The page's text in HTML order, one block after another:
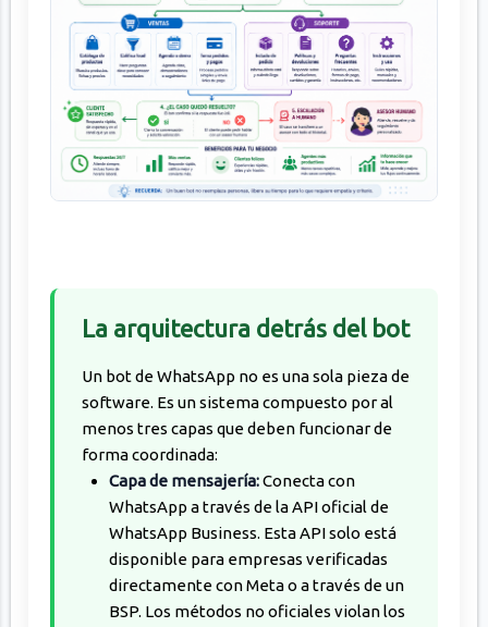
La arquitectura detrás del bot
Un bot de WhatsApp no es una sola pieza de
software. Es un sistema compuesto por al
menos tres capas que deben funcionar de
forma coordinada:
Capa de mensajería:Conecta con
WhatsApp a través de la API oficial de
WhatsApp Business. Esta API solo está
disponible para empresas verificadas
directamente con Meta o a través de un
BSP. Los métodos no oficiales violan los